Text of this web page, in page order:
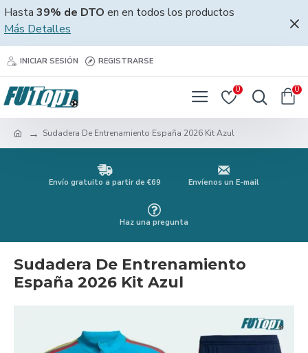
Hasta 39% de DTO en en todos los productos
Más Detalles
INICIAR SESIÓN REGISTRARSE
0 0
Sudadera De Entrenamiento España 2026 Kit Azul
Envío gratuito a partir de €69 Envíenos un E-mail
Haz una pregunta
Sudadera De Entrenamiento
España 2026 Kit Azul